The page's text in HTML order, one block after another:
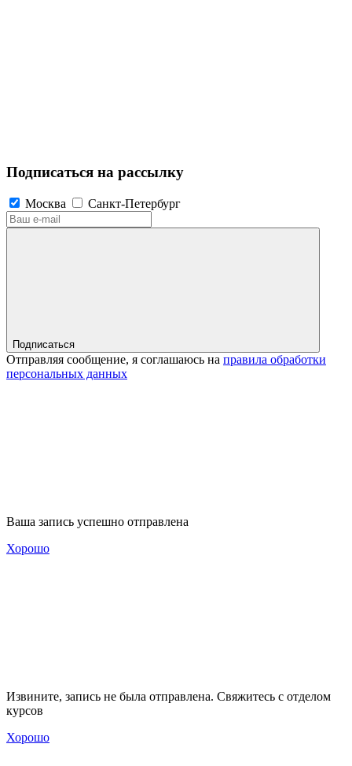
Подписаться на рассылку
Москва Санкт-Петербург
Подписаться
Отправляя сообщение, я соглашаюсь на правила обработки
персональных данных
Ваша запись успешно отправлена
Хорошо
Извините, запись не была отправлена. Свяжитесь с отделом
курсов
Хорошо